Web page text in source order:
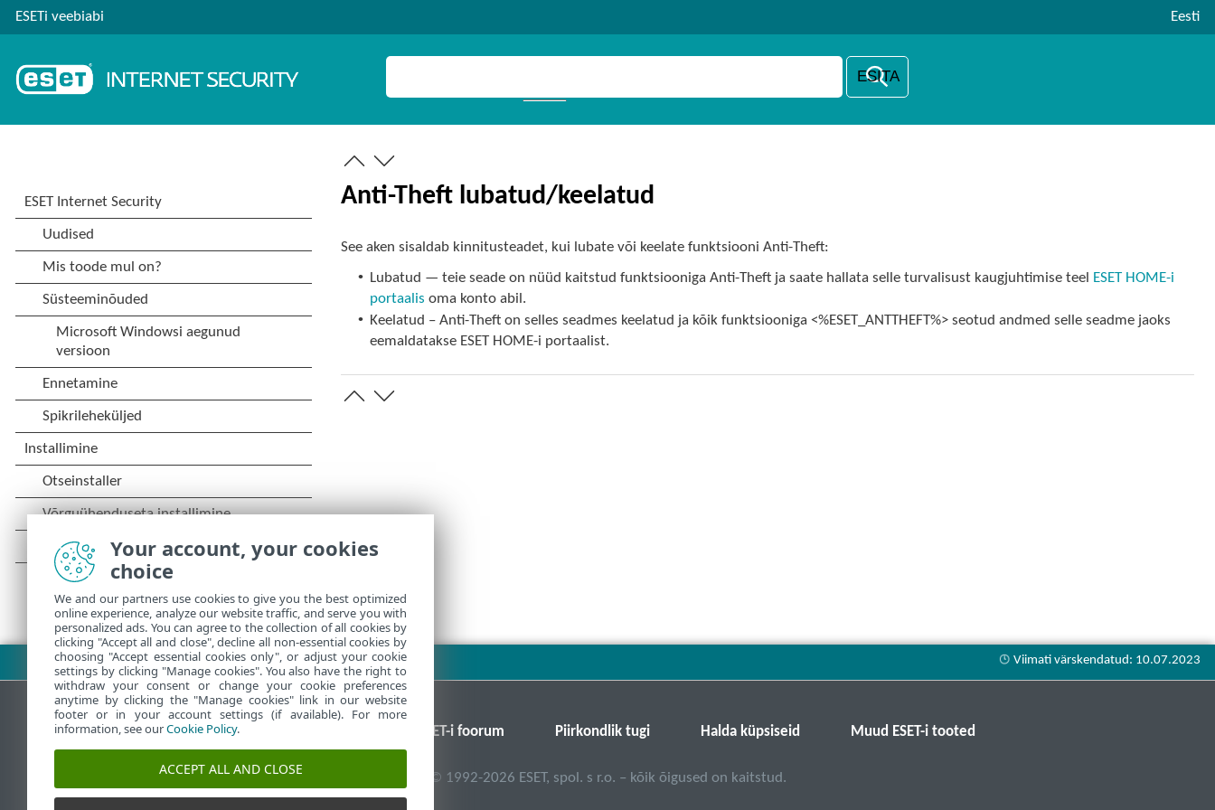
ESETi veebiabi Eesti
Anti-Theft lubatud/keelatud
See aken sisaldab kinnitusteadet, kui lubate või keelate funktsiooni Anti-Theft:
• Lubatud — teie seade on nüüd kaitstud funktsiooniga Anti-Theft ja saate hallata selle turvalisust kaugjuhtimise teel ESET HOME-i
portaalis oma konto abil.
• Keelatud – Anti-Theft on selles seadmes keelatud ja kõik funktsiooniga <%ESET_ANTTHEFT%> seotud andmed selle seadme jaoks
eemaldatakse ESET HOME-i portaalist.
Laadi PDF alla
ESET-i foorum Piirkondlik tugi Halda küpsiseid Muud ESET-i tooted
© 1992-2026 ESET, spol. s r.o. – kõik õigused on kaitstud.
Your account, your cookies
choice
We and our partners use cookies to give you the best optimized
online experience, analyze our website traffic, and serve you with
personalized ads. You can agree to the collection of all cookies by
clicking "Accept all and close", decline all non-essential cookies by
choosing "Accept essential cookies only", or adjust your cookie
settings by clicking "Manage cookies". You also have the right to
withdraw your consent or change your cookie preferences
anytime by clicking the "Manage cookies" link in our website
footer or in your account settings (if available). For more
information, see ourCookie Policy.
ACCEPT ALL AND CLOSE